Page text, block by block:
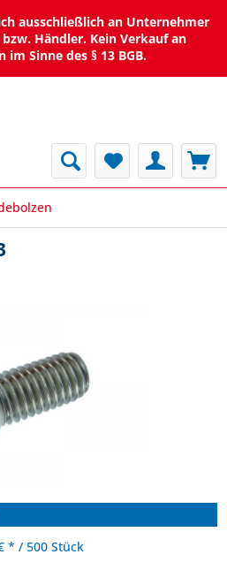
ausschließlich an Unternehmer
Händler. Kein Verkauf an
im Sinne des § 13 BGB.
* / 500 Stück